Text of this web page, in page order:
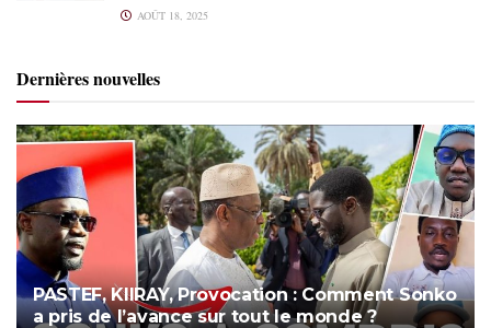
AOÛT 18, 2025
Dernières nouvelles
PASTEF, KIIRAY, Provocation : Comment Sonko
a pris de l’avance sur tout le monde ?